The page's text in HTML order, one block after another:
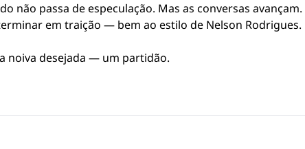
não passa de especulação. Mas as conversas
em traição — bem ao estilo de Nelson Rodrigues.
noiva desejada — um partidão.